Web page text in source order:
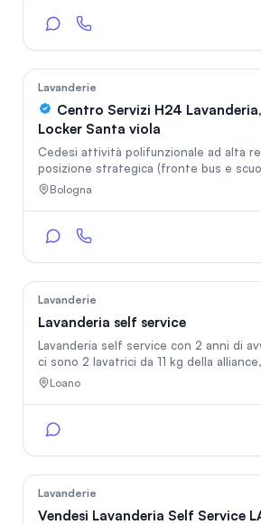
persona.AFFIANCAMENTO 1
TAPPETI-Abiti cerimonie-vendita
incrementabile..x tutte le info in
Lavanderie
Centro Servizi H24
Locker Santa viola
Cedesi attività polifunzionale ad alta
posizione strategica (fronte bus e
completamente automatizzato e senza
personale, include:Lavanderia Self-
in zona).Locker InPost per flusso
reddito diversificate e affitto
Bologna
Lavanderie
Lavanderia self service
Lavanderia self service con 2 anni di
ci sono 2 lavatrici da 11 kg della
della imesa e 4 asciugatrici da 18kg
monete e banconote pltre ad avere il
code oppure ad orario
Loano
Lavanderie